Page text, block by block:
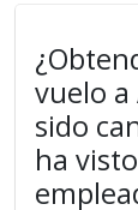
vuelo a
sido
ha